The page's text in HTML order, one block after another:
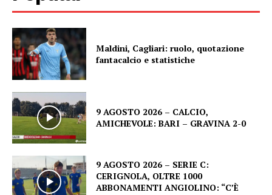
Maldini, Cagliari: ruolo, quotazione
fantacalcio e statistiche
9 AGOSTO 2026 – CALCIO,
AMICHEVOLE: BARI – GRAVINA 2-0
9 AGOSTO 2026 – SERIE C:
CERIGNOLA, OLTRE 1000
ABBONAMENTI ANGIOLINO: “C’È